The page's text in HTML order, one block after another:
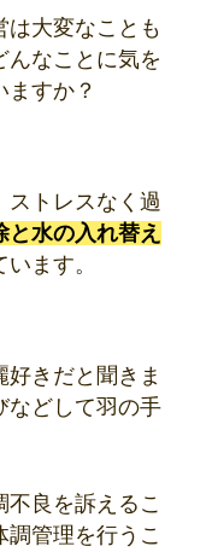
は大変なことも
んなことに気を
すか？
ストレスなく過
水の入れ替え
ます。
きだと聞きま
などして羽の手
良を訴えるこ
管理を行うこ